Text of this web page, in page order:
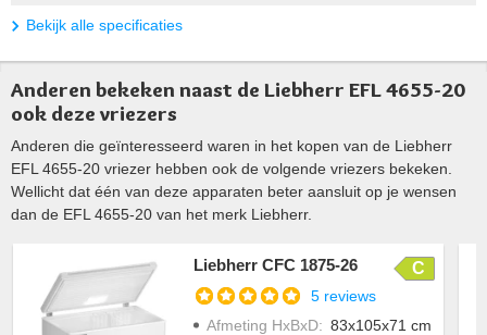
Bekijk alle specificaties
Anderen bekeken naast de Liebherr EFL 4655-20
ook deze vriezers
Anderen die geïnteresseerd waren in het kopen van de Liebherr
EFL 4655-20 vriezer hebben ook de volgende vriezers bekeken.
Wellicht dat één van deze apparaten beter aansluit op je wensen
dan de EFL 4655-20 van het merk Liebherr.
Liebherr CFC 1875-26 C
5 reviews
Afmeting HxBxD: 83x105x71 cm